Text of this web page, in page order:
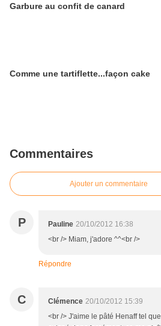
Garbure au confit de canard
Comme une tartiflette...façon cake
Commentaires
Ajouter un commentaire
P Pauline 20/10/2012 16:38
<br /> Miam, j'adore ^^<br />
Répondre
C Clémence 20/10/2012 15:39
<br /> J'aime le pâté Henaff tel